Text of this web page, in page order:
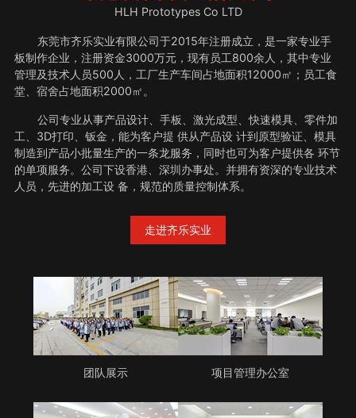
HLH Prototypes Co LTD
东莞市齐乐实业有限公司于2015年注册成立，是一家专业手
板制作企业，注册资金3000万元，现有员工800余人，其中专业
管理及技术人员500人，工厂生产车间占地面积12000㎡；员工食
堂、宿舍占地面积2000㎡。
公司专业从事产品设计、手板、激光成型、快速模具、零件加
工、3D打印、钣金，能为客户提 供从产品设 计到原型验证、模具
制造到产品小批量生产的一条龙服务，同时也可为客户提供各 环节
的单项服务。公司下设香港、深圳办事处。并拥有资深的专业技术
人员，先进的加工设 备，规范的质量控制体系。
走进齐乐实业
团队展示 项目管理办公室